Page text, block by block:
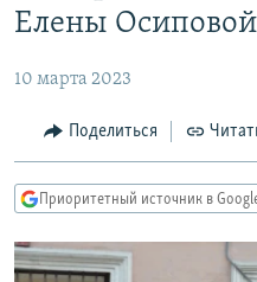
основному
Вернутся
Вернутся
поиску
АВТОРСКИЕ ПРОЕКТЫ
МНЕНИЯ
КУЛЬТУРА
КАВКАЗ.РЕАЛИИ
СЕВЕР.РЕАЛИИ
Елены
10 марта 2023
Поделиться
Приоритетный источник в